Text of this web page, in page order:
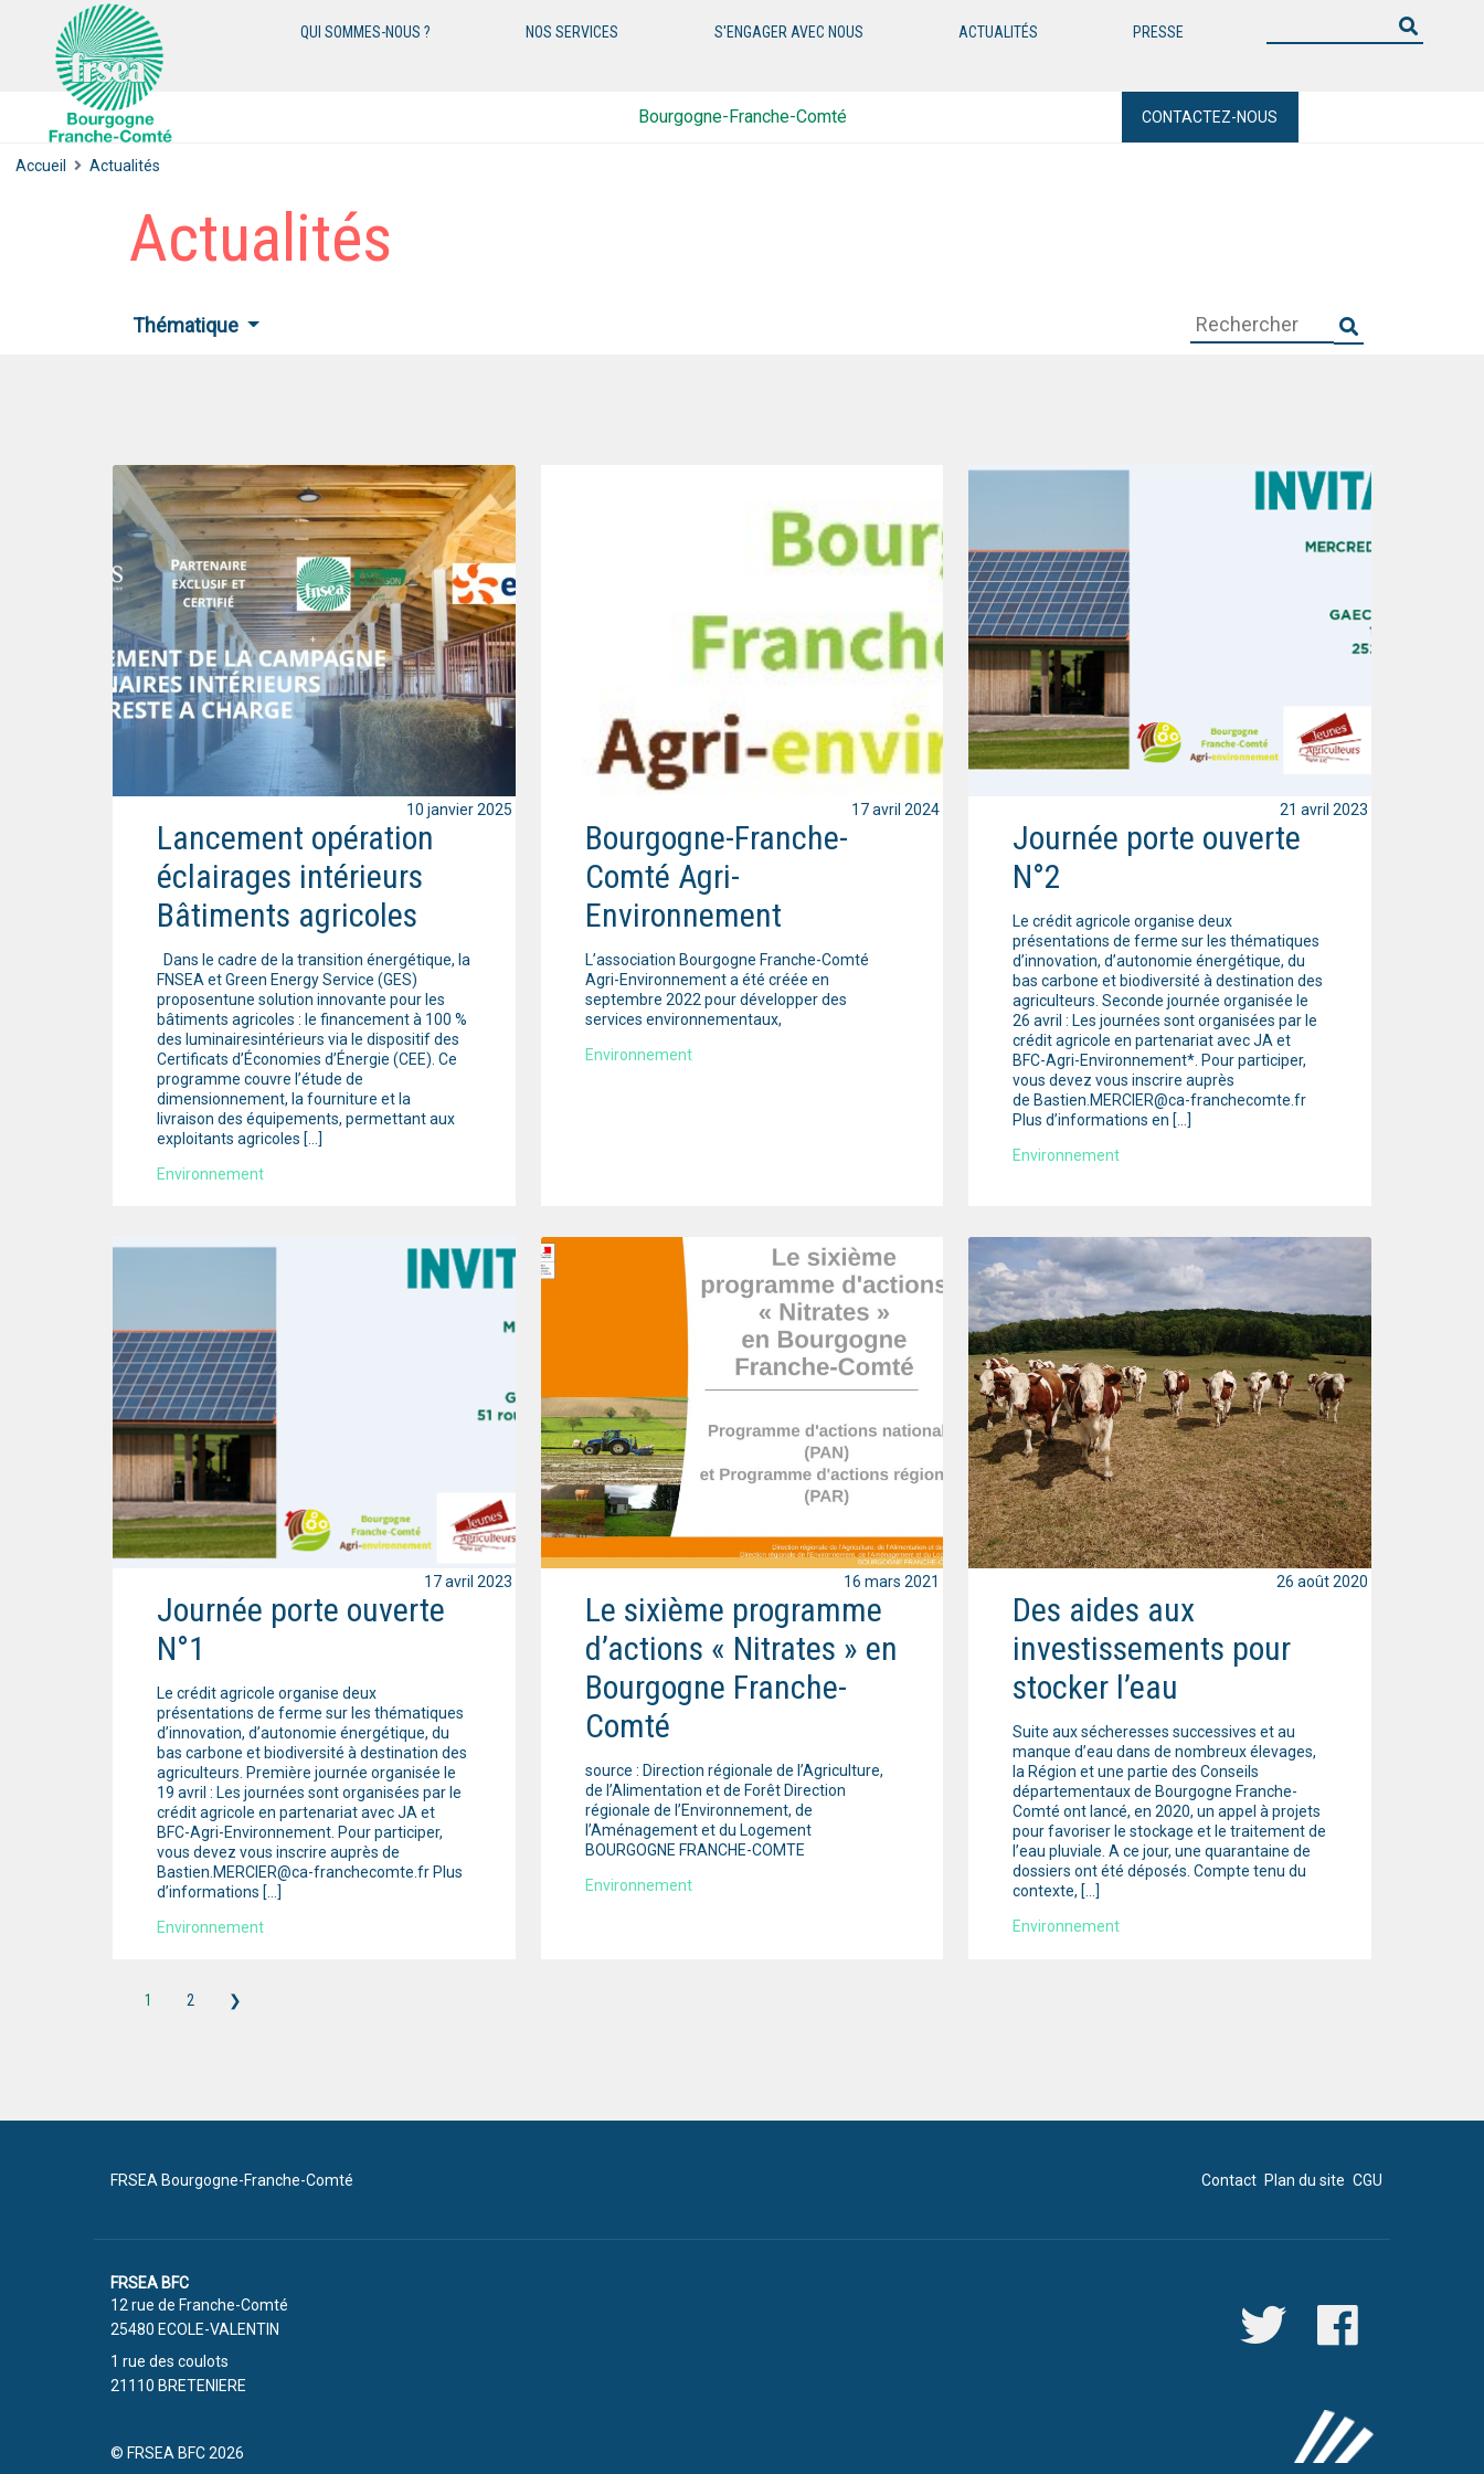
QUI SOMMES-NOUS ? NOS SERVICES S'ENGAGER AVEC NOUS ACTUALITÉS PRESSE
Bourgogne-Franche-Comté CONTACTEZ-NOUS
Accueil Actualités
Actualités
Thématique
Lancement opération
éclairages intérieurs
Bâtiments agricoles
Dans le cadre de la transition énergétique, la
FNSEA et Green Energy Service (GES)
proposentune solution innovante pour les
bâtiments agricoles : le financement à 100 %
des luminairesintérieurs via le dispositif des
Certificats d’Économies d’Énergie (CEE). Ce
programme couvre l’étude de
dimensionnement, la fourniture et la
livraison des équipements, permettant aux
exploitants agricoles […]
Environnement
10 janvier 2025
Bourgogne-Franche-
Comté Agri-
Environnement
L’association Bourgogne Franche-Comté
Agri-Environnement a été créée en
septembre 2022 pour développer des
services environnementaux,
Environnement
17 avril 2024
Journée porte ouverte
N°2
Le crédit agricole organise deux
présentations de ferme sur les thématiques
d’innovation, d’autonomie énergétique, du
bas carbone et biodiversité à destination des
agriculteurs. Seconde journée organisée le
26 avril : Les journées sont organisées par le
crédit agricole en partenariat avec JA et
BFC-Agri-Environnement*. Pour participer,
vous devez vous inscrire auprès
de Bastien.MERCIER@ca-franchecomte.fr
Plus d’informations en […]
Environnement
21 avril 2023
Journée porte ouverte
N°1
Le crédit agricole organise deux
présentations de ferme sur les thématiques
d’innovation, d’autonomie énergétique, du
bas carbone et biodiversité à destination des
agriculteurs. Première journée organisée le
19 avril : Les journées sont organisées par le
crédit agricole en partenariat avec JA et
BFC-Agri-Environnement. Pour participer,
vous devez vous inscrire auprès de
Bastien.MERCIER@ca-franchecomte.fr Plus
d’informations […]
Environnement
17 avril 2023
Le sixième programme
d’actions « Nitrates » en
Bourgogne Franche-
Comté
source : Direction régionale de l’Agriculture,
de l’Alimentation et de Forêt Direction
régionale de l’Environnement, de
l’Aménagement et du Logement
BOURGOGNE FRANCHE-COMTE
Environnement
16 mars 2021
Des aides aux
investissements pour
stocker l’eau
Suite aux sécheresses successives et au
manque d’eau dans de nombreux élevages,
la Région et une partie des Conseils
départementaux de Bourgogne Franche-
Comté ont lancé, en 2020, un appel à projets
pour favoriser le stockage et le traitement de
l’eau pluviale. A ce jour, une quarantaine de
dossiers ont été déposés. Compte tenu du
contexte, […]
Environnement
26 août 2020
1 2 ❯
FRSEA Bourgogne-Franche-Comté Contact Plan du site CGU
FRSEA BFC
12 rue de Franche-Comté
25480 ECOLE-VALENTIN
1 rue des coulots
21110 BRETENIERE
© FRSEA BFC 2026